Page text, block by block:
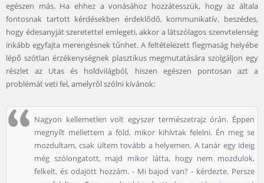
egészen más. Ha ehhez a vonásához hozzátesszük, hogy az általa
fontosnak tartott kérdésekben érdeklődő, kommunikatív, beszédes,
hogy édesanyját szeretettel emlegeti, akkor a látszólagos szenvtelenség
inkább egyfajta merengésnek tűnhet. A feltételezett flegmaság helyébe
lépő szótlan érzékenységnek plasztikus megmutatására szolgáljon egy
részlet az Utas és holdvilágból, hiszen egészen pontosan azt a
problémát veti fel, amelyről szólni kívánok:
Nagyon kellemetlen volt egyszer természetrajz órán. Éppen
megnyílt mellettem a föld, mikor kihívtak felelni. Én meg se
mozdultam, csak ültem tovább a helyemen. A tanár egy ideig
még szólongatott, majd mikor látta, hogy nem mozdulok,
felkelt, és odajött hozzám. - Mi bajod van? - kérdezte. Persze